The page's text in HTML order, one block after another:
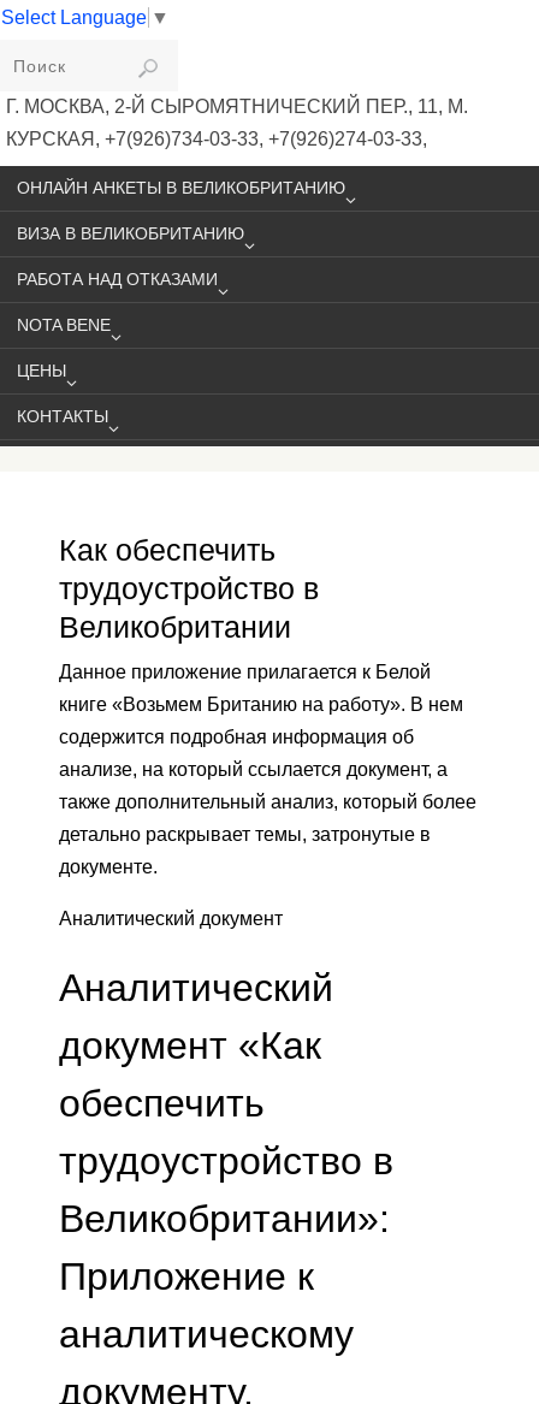
Select Language ▼
VIKIVISA
Г. МОСКВА, 2-Й СЫРОМЯТНИЧЕСКИЙ ПЕР., 11, М.
КУРСКАЯ, +7(926)734-03-33, +7(926)274-03-33,
VISA@VIKIVISA.RU
ОНЛАЙН АНКЕТЫ В ВЕЛИКОБРИТАНИЮ
ВИЗА В ВЕЛИКОБРИТАНИЮ
РАБОТА НАД ОТКАЗАМИ
NOTA BENE
ЦЕНЫ
КОНТАКТЫ
Как обеспечить
трудоустройство в
Великобритании
Данное приложение прилагается к Белой
книге «Возьмем Британию на работу». В нем
содержится подробная информация об
анализе, на который ссылается документ, а
также дополнительный анализ, который более
детально раскрывает темы, затронутые в
документе.
Аналитический документ
Аналитический
документ «Как
обеспечить
трудоустройство в
Великобритании»:
Приложение к
аналитическому
документу.